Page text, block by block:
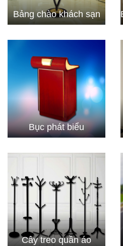
Bảng chào khách sạn
Bục phát biểu
Cây treo quần áo